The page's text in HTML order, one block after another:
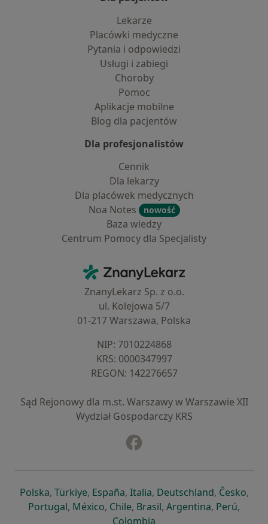
Lekarze
Placówki medyczne
Pytania i odpowiedzi
Usługi i zabiegi
Choroby
Pomoc
Aplikacje mobilne
Blog dla pacjentów
Dla profesjonalistów
Cennik
Dla lekarzy
Dla placówek medycznych
Noa Notes
nowość
Baza wiedzy
Centrum Pomocy dla Specjalisty
ZnanyLekarz - Strona główna
ZnanyLekarz Sp. z o.o.
ul. Kolejowa 5/7
01-217 Warszawa, Polska
NIP: ⁠7010224868
KRS: ⁠0000347997
REGON: ⁠142276657
Sąd Rejonowy dla m.st. Warszawy w Warszawie XII
Wydział Gospodarczy KRS
Polskaotwiera się w nowej karcie
, Türkiyeotwiera się w nowej karcie
, Españaotwiera się w nowej karcie
, Italiaotwiera się w nowej
, Deutschlandotwiera się
, Česko,
Portugalotwiera się w nowej karcie
, Méxicootwiera się w nowej karcie
, Chileotwiera się w nowej karcie
, Brasilotwiera się w nowej
, Argentinaotwiera się
, Perú,
Colombia